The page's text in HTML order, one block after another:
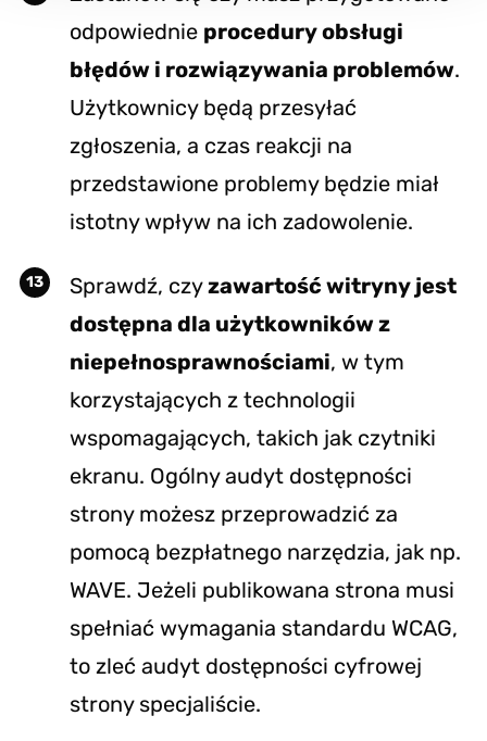
odpowiednie procedury obsługi
błędów i rozwiązywania problemów.
Użytkownicy będą przesyłać
zgłoszenia, a czas reakcji na
przedstawione problemy będzie miał
istotny wpływ na ich zadowolenie.
Sprawdź, czyzawartość witryny jest
dostępna dla użytkowników z
niepełnosprawnościami, w tym
korzystających z technologii
wspomagających, takich jak czytniki
ekranu. Ogólny audyt dostępności
strony możesz przeprowadzić za
pomocą bezpłatnego narzędzia, jak np.
WAVE. Jeżeli publikowana strona musi
spełniać wymagania standardu WCAG,
to zleć audyt dostępności cyfrowej
strony specjaliście.